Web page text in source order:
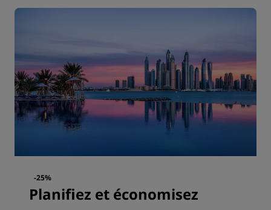
-25%
Planifiez et économisez